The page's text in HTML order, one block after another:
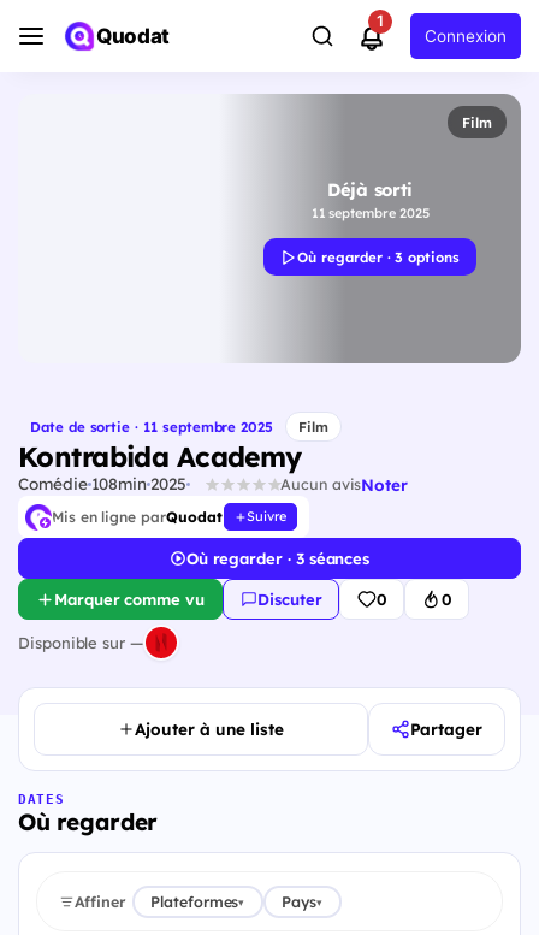
Quodat
1
Connexion
Film
Déjà sorti
11 septembre 2025
Où regarder · 3 options
Date de sortie · 11 septembre 2025 Film
Kontrabida Academy
Comédie108min 2025 Aucun avisNoter
Mis en ligne parQuodat Suivre
Où regarder · 3 séances
Marquer comme vu Discuter 0 0
Disponible sur —
Ajouter à une liste Partager
DATES
Où regarder
Affiner Plateformes▾ Pays▾